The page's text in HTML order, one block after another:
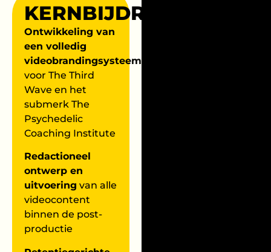
KERNBIJDRAGEN
Ontwikkeling van
een volledig
videobrandingsysteem
voor The Third
Wave en het
submerk The
Psychedelic
Coaching Institute
Redactioneel
ontwerp en
uitvoering van alle
videocontent
binnen de post-
productie